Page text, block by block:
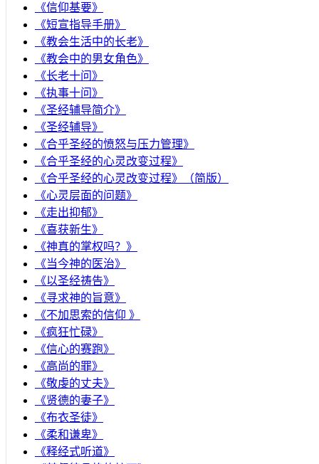
《信仰基要》
《短宣指导手册》
《教会生活中的长老》
《教会中的男女角色》
《长老十问》
《执事十问》
《圣经辅导简介》
《圣经辅导》
​《合乎圣经的愤怒与压力管理》
《合乎圣经的心灵改变过程》
《合乎圣经的心灵改变过程》（简版）
《心灵层面的问题》
《走出抑郁》
《喜获新生》
《神真的掌权吗？》
《当今神的医治》
《以圣经祷告》
《寻求神的旨意》
《不加思索的信仰 》
《疯狂忙碌》
《信心的赛跑》
《高尚的罪》
《敬虔的丈夫》
《贤德的妻子》
《布衣圣徒》
《柔和谦卑》
《释经式听道》